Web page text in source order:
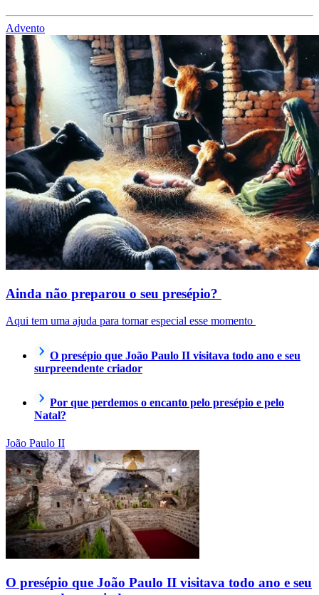
Advento
Ainda não preparou o seu presépio?
Aqui tem uma ajuda para tornar especial esse momento
O presépio que João Paulo II visitava todo ano e seu
surpreendente criador
Por que perdemos o encanto pelo presépio e pelo
Natal?
João Paulo II
O presépio que João Paulo II visitava todo ano e seu